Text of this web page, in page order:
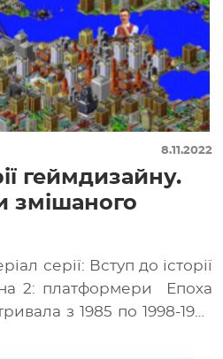
8.11.2022
геймдизайну.
змішаного
серії: Вступ до історії
2: платформери Епоха
з 1985 по 1998-1999